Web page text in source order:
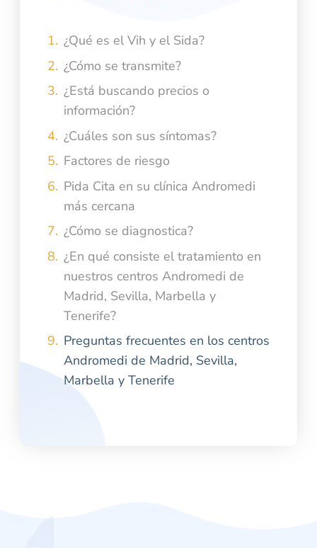
¿Qué es el Vih y el Sida?
¿Cómo se transmite?
¿Está buscando precios o
información?
¿Cuáles son sus síntomas?
Factores de riesgo
Pida Cita en su clínica Andromedi
más cercana
¿Cómo se diagnostica?
¿En qué consiste el tratamiento en
nuestros centros Andromedi de
Madrid, Sevilla, Marbella y
Tenerife?
Preguntas frecuentes en los centros
Andromedi de Madrid, Sevilla,
Marbella y Tenerife